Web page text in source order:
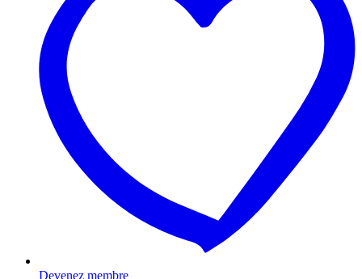
Devenez membre